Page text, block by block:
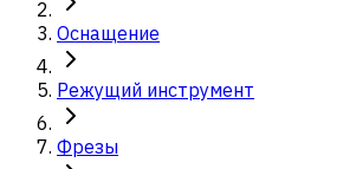
Оснащение
Режущий инструмент
Фрезы